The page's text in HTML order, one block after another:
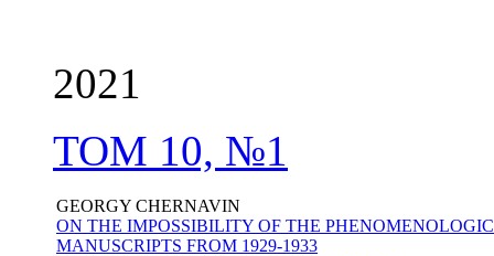
2021
ТОМ 10, №1
GEORGY CHERNAVIN
ON THE IMPOSSIBILITY OF THE
MANUSCRIPTS FROM 1929-1933